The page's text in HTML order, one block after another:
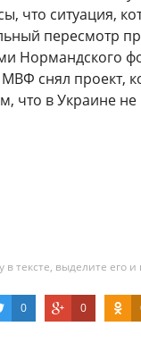
что ситуация,
пересмотр
Нормандского
снял проект,
что в Украине
тексте, выделите его
0 0